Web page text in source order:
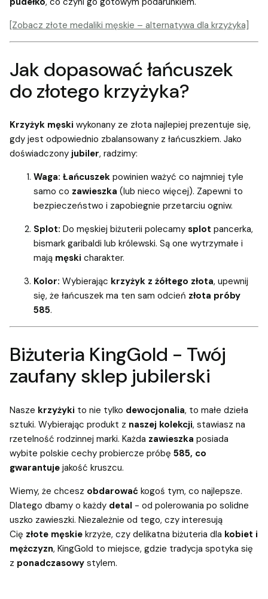
[Zobacz złote medaliki męskie – alternatywa dla krzyżyka]
Jak dopasować łańcuszek
do złotego krzyżyka?
Krzyżyk męski wykonany ze złota najlepiej prezentuje się,
gdy jest odpowiednio zbalansowany z łańcuszkiem. Jako
doświadczony jubiler, radzimy:
Waga: Łańcuszek powinien ważyć co najmniej tyle
samo co zawieszka (lub nieco więcej). Zapewni to
bezpieczeństwo i zapobiegnie przetarciu ogniw.
Splot: Do męskiej biżuterii polecamy splot pancerka,
bismark garibaldi lub królewski. Są one wytrzymałe i
mają męski charakter.
Kolor: Wybierając krzyżyk z żółtego złota, upewnij
się, że łańcuszek ma ten sam odcień złota próby
585.
Biżuteria KingGold - Twój
zaufany sklep jubilerski
Nasze krzyżyki to nie tylko dewocjonalia, to małe dzieła
sztuki. Wybierając produkt z naszej kolekcji, stawiasz na
rzetelność rodzinnej marki. Każda zawieszka posiada
wybite polskie cechy probiercze próbę 585, co
gwarantuje jakość kruszcu.
Wiemy, że chcesz obdarować kogoś tym, co najlepsze.
Dlatego dbamy o każdy detal - od polerowania po solidne
uszko zawieszki. Niezależnie od tego, czy interesują
Cię złote męskie krzyże, czy delikatna biżuteria dla kobiet i
mężczyzn, KingGold to miejsce, gdzie tradycja spotyka się
z ponadczasowy stylem.